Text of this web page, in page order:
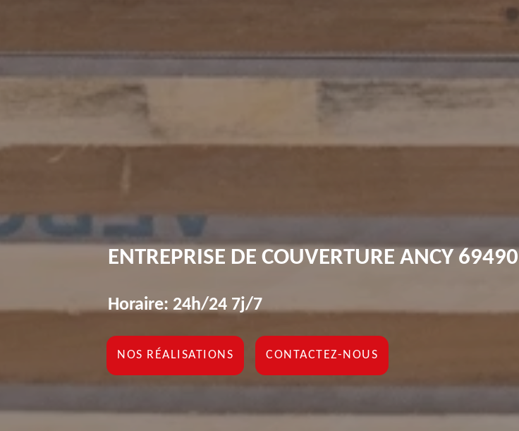
ENTREPRISE DE COUVERTURE ANCY 69490
Horaire: 24h/24 7j/7
NOS RÉALISATIONS CONTACTEZ-NOUS